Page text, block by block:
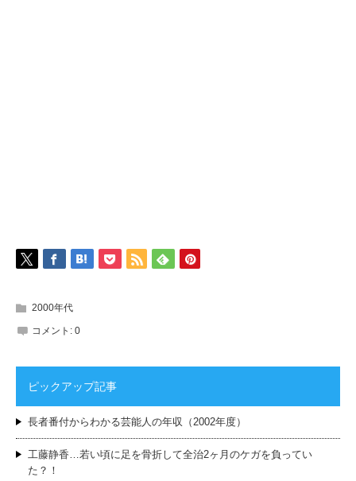
2000年代
コメント: 0
ピックアップ記事
長者番付からわかる芸能人の年収（2002年度）
工藤静香…若い頃に足を骨折して全治2ヶ月のケガを負ってい
た？！